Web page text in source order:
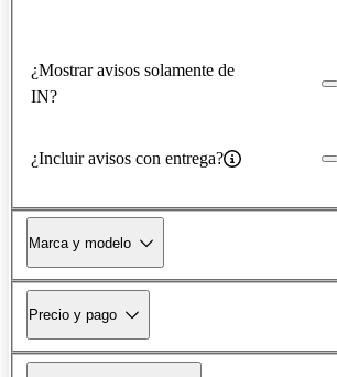
¿Mostrar avisos solamente de
IN?
¿Incluir avisos con entrega?
Marca y modelo
Precio y pago